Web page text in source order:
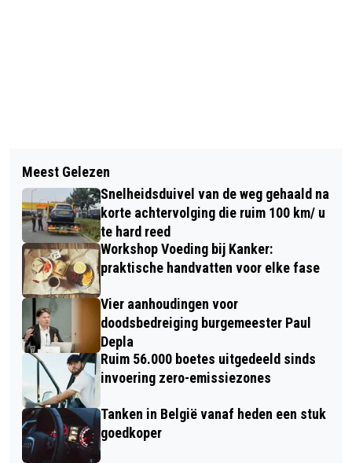
ERVAAR EEN SOEPEL EN
ONTSPANNEN LICHAAM DANKZIJ
ASLI MASSAGES
VERDACHTE GEZOCHT
BANKHELPDESKFRAUDE IN
DUURSTEDESTRAAT BREDA
Meest Gelezen
Snelheidsduivel van de weg gehaald na
korte achtervolging die ruim 100 km/ u
te hard reed
Workshop Voeding bij Kanker:
praktische handvatten voor elke fase
Vier aanhoudingen voor
doodsbedreiging burgemeester Paul
Depla
Ruim 56.000 boetes uitgedeeld sinds
invoering zero-emissiezones
Tanken in België vanaf heden een stuk
goedkoper